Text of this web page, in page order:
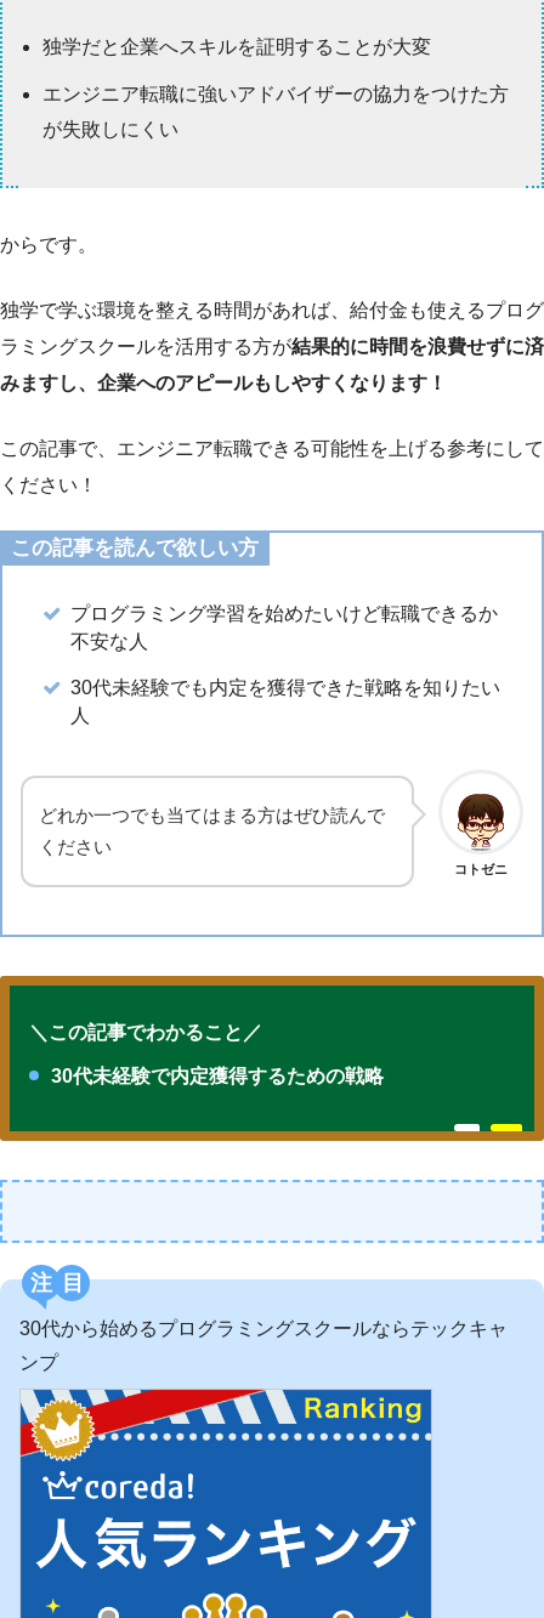
独学だと企業へスキルを証明することが大変
エンジニア転職に強いアドバイザーの協力をつけた方
が失敗しにくい
からです。
独学で学ぶ環境を整える時間があれば、給付金も使えるプログ
ラミングスクールを活用する方が結果的に時間を浪費せずに済
みますし、企業へのアピールもしやすくなります！
この記事で、エンジニア転職できる可能性を上げる参考にして
ください！
この記事を読んで欲しい方
プログラミング学習を始めたいけど転職できるか
不安な人
30代未経験でも内定を獲得できた戦略を知りたい
人
コトゼニ
どれか一つでも当てはまる方はぜひ読んで
ください
＼この記事でわかること／
30代未経験で内定獲得するための戦略
注目
30代から始めるプログラミングスクールならテックキャ
ンプ